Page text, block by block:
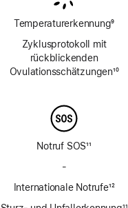
Temperaturerkennung
Fußnote
9
Zyklusprotokoll mit
rückblickenden
Ovulations­schätzungen10
Notruf SOS11
-
Notruf
SOS
Internationale Notrufe
Fußnote
12